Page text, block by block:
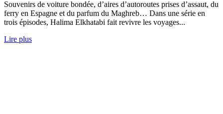
Souvenirs de voiture bondée, d’aires d’autoroutes prises d’assaut, du
ferry en Espagne et du parfum du Maghreb… Dans une série en
trois épisodes, Halima Elkhatabi fait revivre les voyages...
Lire plus